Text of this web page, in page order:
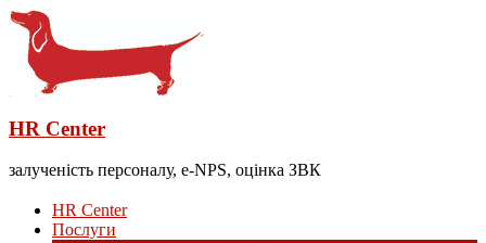
HR Center
залученість персоналу, e-NPS, оцінка ЗВК
HR Center
Послуги